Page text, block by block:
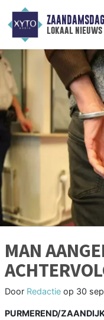
lokaal nieuws
MAN
Door Redactie op 30
PURMEREND/